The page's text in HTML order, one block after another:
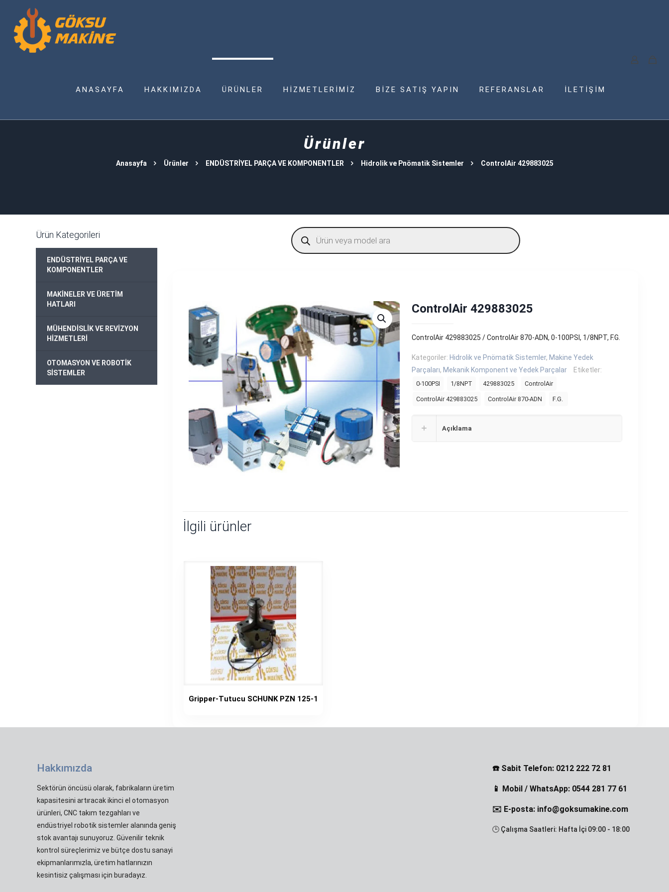
ANASAYFA HAKKIMIZDA ÜRÜNLER HİZMETLERİMİZ BİZE SATIŞ YAPIN REFERANSLAR İLETİŞİM
Ürünler
Anasayfa Ürünler ENDÜSTRİYEL PARÇA VE KOMPONENTLER Hidrolik ve Pnömatik Sistemler ControlAir 429883025
Products
search
ControlAir 429883025
ControlAir 429883025 / ControlAir 870-ADN, 0-100PSI, 1/8NPT, F.G.
Kategoriler: Hidrolik ve Pnömatik Sistemler, Makine Yedek
Parçaları, Mekanik Komponent ve Yedek Parçalar Etiketler:
0-100PSI 1/8NPT 429883025 ControlAir
ControlAir 429883025 ControlAir 870-ADN F.G.
Açıklama
İlgili ürünler
Gripper-Tutucu SCHUNK PZN 125-1
Ürün Kategorileri
ENDÜSTRİYEL PARÇA VE
KOMPONENTLER
MAKİNELER VE ÜRETİM
HATLARI
MÜHENDİSLİK VE REVİZYON
HİZMETLERİ
OTOMASYON VE ROBOTİK
SİSTEMLER
Hakkımızda
Sektörün öncüsü olarak, fabrikaların üretim
kapasitesini artıracak ikinci el otomasyon
ürünleri, CNC takım tezgahları ve
endüstriyel robotik sistemler alanında geniş
stok avantajı sunuyoruz. Güvenilir teknik
kontrol süreçlerimiz ve bütçe dostu sanayi
ekipmanlarımızla, üretim hatlarınızın
kesintisiz çalışması için buradayız.
☎️ Sabit Telefon: 0212 222 72 81
📱 Mobil / WhatsApp: 0544 281 77 61
✉️ E-posta: info@goksumakine.com
🕒 Çalışma Saatleri: Hafta İçi 09:00 - 18:00